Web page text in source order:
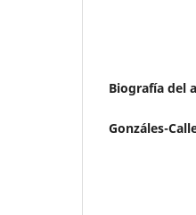
Biografía del
Gonzáles-